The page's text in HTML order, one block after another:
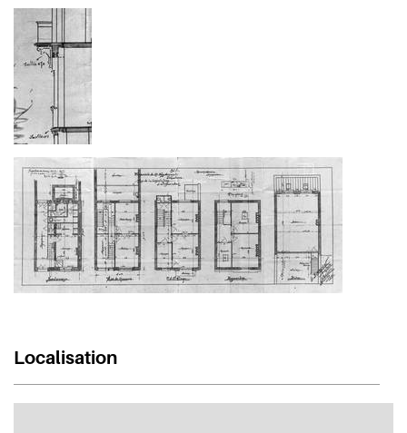
Localisation